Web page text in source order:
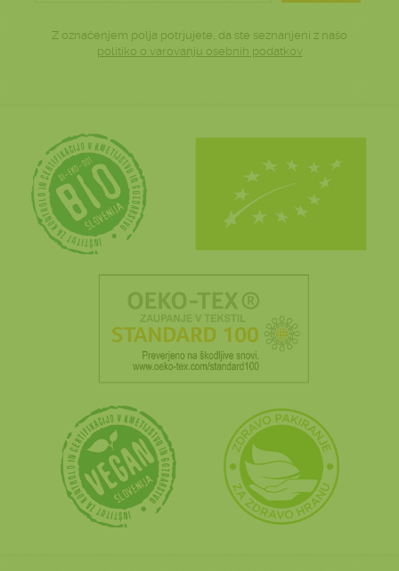
Z označenjem polja potrjujete, da ste seznanjeni z našo
politiko o varovanju osebnih podatkov